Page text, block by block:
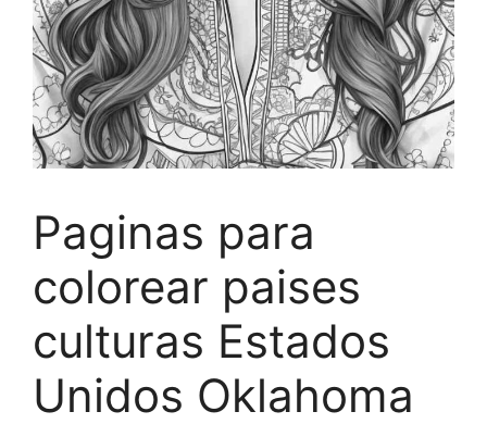
Paginas para
colorear paises
culturas Estados
Unidos Oklahoma